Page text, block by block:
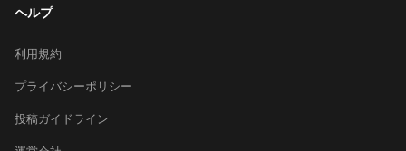
ヘルプ
利用規約
プライバシーポリシー
投稿ガイドライン